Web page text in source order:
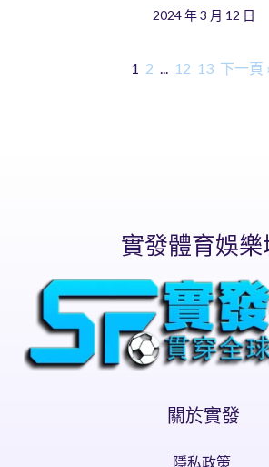
2024 年 3 月 12 日
1 2 ... 12 13 下一頁
實發體育娛樂
關於實發
隱私政策